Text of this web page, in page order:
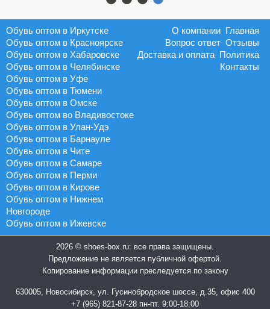
Обувь оптом в Иркутске
Обувь оптом в Красноярске
Обувь оптом в Хабаровске
Обувь оптом в Челябинске
Обувь оптом в Уфе
Обувь оптом в Тюмени
Обувь оптом в Омске
Обувь оптом во Владивостоке
Обувь оптом в Улан-Удэ
Обувь оптом в Барнауле
Обувь оптом в Чите
Обувь оптом в Самаре
Обувь оптом в Перми
Обувь оптом в Кирове
Обувь оптом в Нижнем
Новгороде
Обувь оптом в Ижевске
Главная
О компании
Отзывы
Вопрос ответ
Политика
Доставка и оплата
Контакты
2026 © shoes-box.ru: все права защищены.
Предложение не является публичной офертой.
Копирование информации преследуется по закону
630005, Новосибирск, ул. Гусинобродское шоссе, д.35, офис 400
+7 (965) 821-87-28 пн-пт. 9:00-18:00